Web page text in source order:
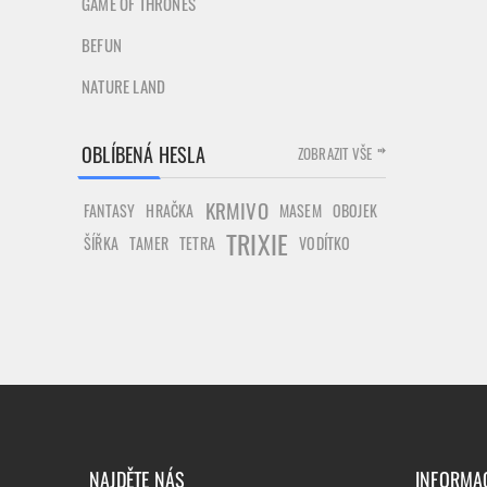
BEFUN
NATURE LAND
OBLÍBENÁ HESLA
FANTASY HRAČKA KRMIVO MASEM OBOJEK
ŠÍŘKA TAMER TETRA TRIXIE VODÍTKO
ZOBRAZIT VŠE
NAJDĚTE NÁS